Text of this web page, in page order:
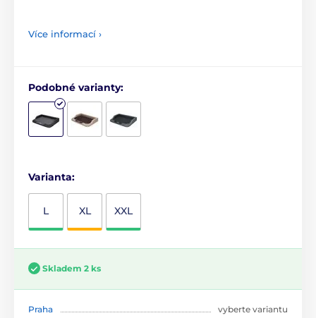
Více informací ›
Podobné varianty:
Varianta:
L XL XXL
Skladem 2 ks
Praha
vyberte variantu